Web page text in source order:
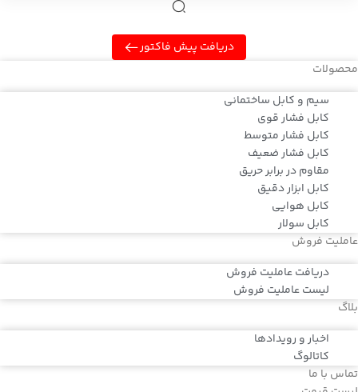
دریافت پیش فاکتور
محصولات
سیم و کابل ساختمانی
کابل فشار قوی
کابل فشار متوسط
کابل فشار ضعیف
مقاوم در برابر حریق
کابل ابزار دقیق
کابل هوایی
کابل سولار
عاملیت فروش
دریافت عاملیت فروش
لیست عاملیت فروش
بلاگ
اخبار و رویدادها
کاتالوگ
تماس با ما